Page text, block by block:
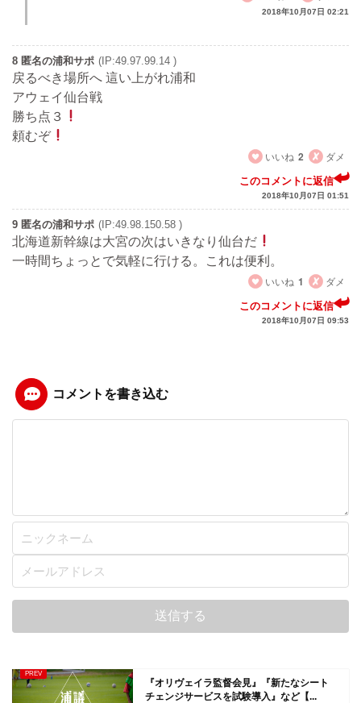
2018年10月07日 02:21
8 匿名の浦和サポ (IP:49.97.99.14 )
戻るべき場所へ 這い上がれ浦和
アウェイ仙台戦
勝ち点３
頼むぞ
いいね 2 ダメ
このコメントに返信
2018年10月07日 01:51
9 匿名の浦和サポ (IP:49.98.150.58 )
北海道新幹線は大宮の次はいきなり仙台だ
一時間ちょっとで気軽に行ける。これは便利。
いいね 1 ダメ
このコメントに返信
2018年10月07日 09:53
コメントを書き込む
『オリヴェイラ監督会見』『新たなシート
チェンジサービスを試験導入』など【...